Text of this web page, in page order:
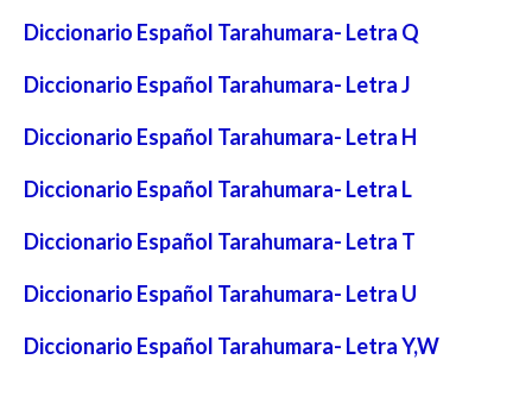
Diccionario Español Tarahumara- Letra Q
Diccionario Español Tarahumara- Letra J
Diccionario Español Tarahumara- Letra H
Diccionario Español Tarahumara- Letra L
Diccionario Español Tarahumara- Letra T
Diccionario Español Tarahumara- Letra U
Diccionario Español Tarahumara- Letra Y,W